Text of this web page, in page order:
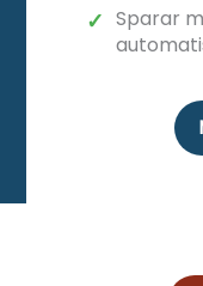
✓ Sparar